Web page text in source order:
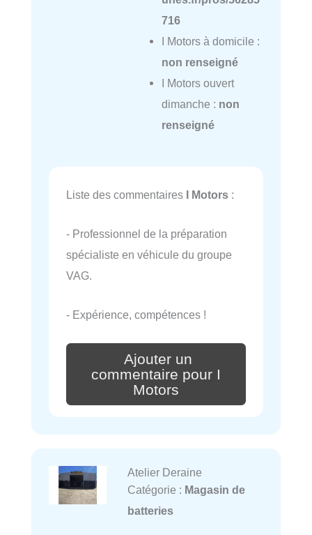
716
I Motors à domicile :
non renseigné
I Motors ouvert
dimanche : non
renseigné
Liste des commentaires I Motors :
- Professionnel de la préparation
spécialiste en véhicule du groupe
VAG.
- Expérience, compétences !
Ajouter un
commentaire pour I
Motors
Atelier Deraine
Catégorie : Magasin de
batteries